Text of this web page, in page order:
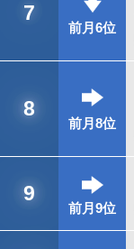
7
前月6位
8
前月8位
9
前月9位